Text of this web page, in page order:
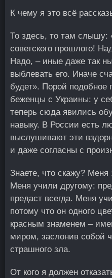
К чему я это всё
То здесь, то там слышу:
советского прошлого!
Надо, – иные даже так
выблевать его. Иначе
будет». Порой подобное
беженцы с Украины: у
теперь сюда явились
навыку. В России есть
выслушивают эти
и даже согласны с
Знаете, что скажу?
Меня учили другому:
предаст всегда. Меня
потому что он одного
красным знаменем –
миром, заслонив собой
страшного зла.
От кого я должен